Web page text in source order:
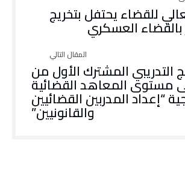
للقضاء يحتفل بتخريج
بالقضاء العسكري
التدريبي المشترك الأول من
مستوى المعاهد القضائية
“إعداد المدربين القضائيين
والقانونيين”